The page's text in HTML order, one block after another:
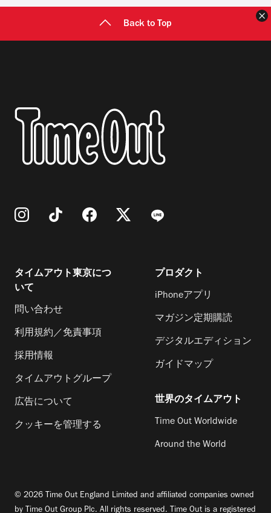
Back to Top
タイムアウト東京につ
いて
問い合わせ
利用規約／免責事項
採用情報
タイムアウトグループ
広告について
クッキーを管理する
プロダクト
iPhoneアプリ
マガジン定期購読
デジタルエディション
ガイドマップ
世界のタイムアウト
Time Out Worldwide
Around the World
© 2026 Time Out England Limited and affiliated companies owned
by Time Out Group Plc. All rights reserved. Time Out is a registered